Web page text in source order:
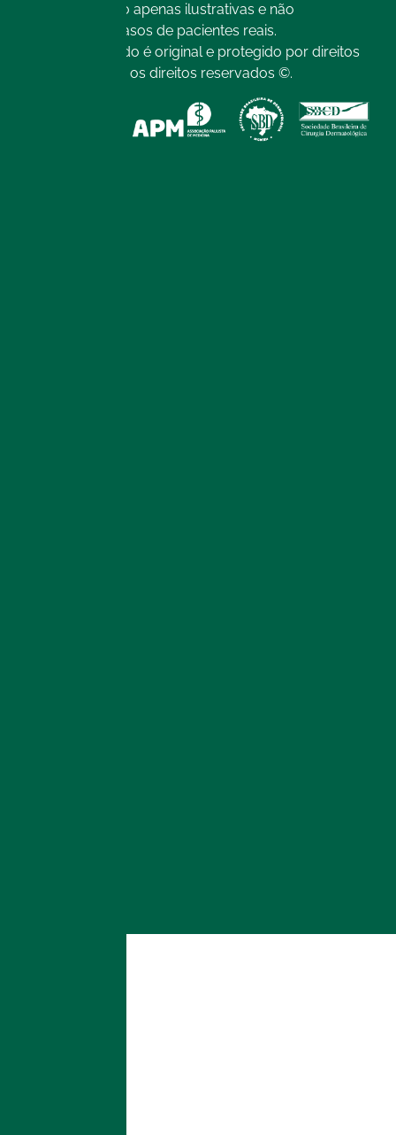
As imagens são apenas ilustrativas e não
representam casos de pacientes reais.
Todo o conteúdo é original e protegido por direitos
autorais. Todos os direitos reservados ©.